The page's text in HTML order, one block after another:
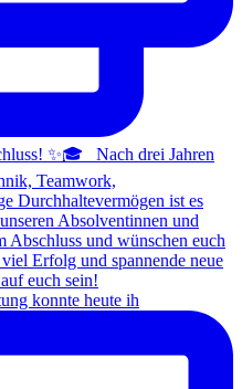
konnte heute ih